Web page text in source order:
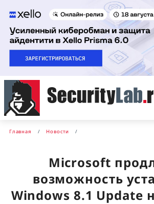
Главная Новости
Microsoft
возможность
Windows 8.1 Update